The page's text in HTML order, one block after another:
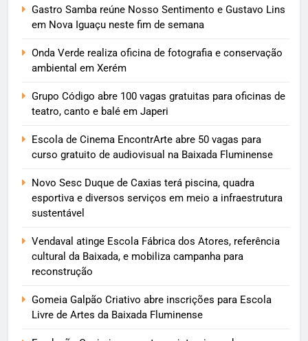
Gastro Samba reúne Nosso Sentimento e Gustavo Lins
em Nova Iguaçu neste fim de semana
Onda Verde realiza oficina de fotografia e conservação
ambiental em Xerém
Grupo Código abre 100 vagas gratuitas para oficinas de
teatro, canto e balé em Japeri
Escola de Cinema EncontrArte abre 50 vagas para
curso gratuito de audiovisual na Baixada Fluminense
Novo Sesc Duque de Caxias terá piscina, quadra
esportiva e diversos serviços em meio a infraestrutura
sustentável
Vendaval atinge Escola Fábrica dos Atores, referência
cultural da Baixada, e mobiliza campanha para
reconstrução
Gomeia Galpão Criativo abre inscrições para Escola
Livre de Artes da Baixada Fluminense